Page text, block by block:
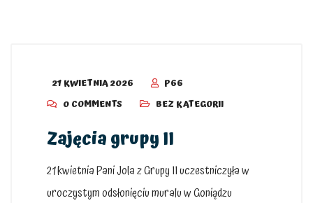
21 KWIETNIA 2026
P66
0 COMMENTS
BEZ KATEGORII
Zajęcia grupy II
21 kwietnia Pani Jola z Grupy II uczestniczyła w
uroczystym odsłonięciu muralu w Goniądzu